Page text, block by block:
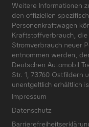
Impressum
Datenschutz
Weitere Informationen
den offiziellen
Personenkraftwagen
Kraftstoffverbrauch,
Stromverbrauch neuer
entnommen werden,
Deutschen Automobil
Str. 1, 73760 Ostfildern
unentgeltlich erhältlich